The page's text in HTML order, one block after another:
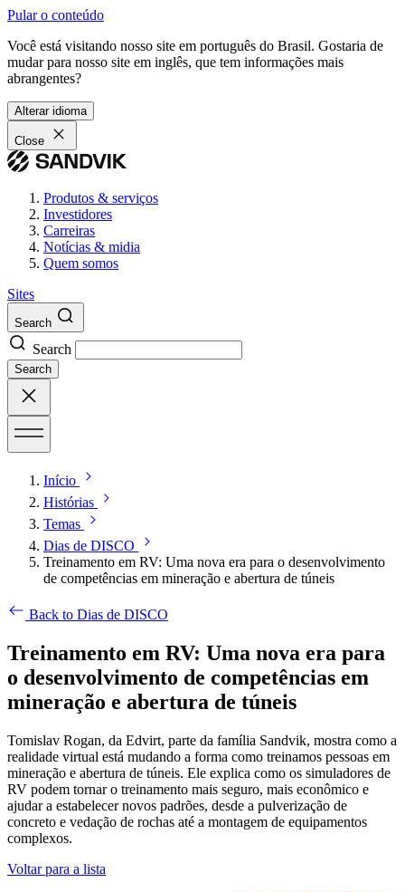
Pular o conteúdo
Você está visitando nosso site em português do Brasil. Gostaria de
mudar para nosso site em inglês, que tem informações mais
abrangentes?
Alterar idioma
Close
Produtos & serviços
Investidores
Carreiras
Notícias & midia
Quem somos
Sites
Search
Search
Search
Início
Histórias
Temas
Dias de DISCO
Treinamento em RV: Uma nova era para o desenvolvimento
de competências em mineração e abertura de túneis
Back to Dias de DISCO
Treinamento em RV: Uma nova era para
o desenvolvimento de competências em
mineração e abertura de túneis
Tomislav Rogan, da Edvirt, parte da família Sandvik, mostra como a
realidade virtual está mudando a forma como treinamos pessoas em
mineração e abertura de túneis. Ele explica como os simuladores de
RV podem tornar o treinamento mais seguro, mais econômico e
ajudar a estabelecer novos padrões, desde a pulverização de
concreto e vedação de rochas até a montagem de equipamentos
complexos.
Voltar para a lista